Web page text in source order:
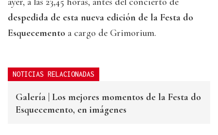
despedida de esta nueva edición de la Festa do
Esquecemento a cargo de Grimorium.
NOTICIAS RELACIONADAS
Galería | Los mejores momentos de la Festa do
Esquecemento, en imágenes